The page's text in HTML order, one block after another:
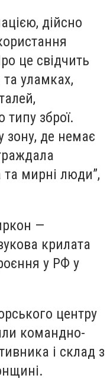
дійсно
це свідчить
уламках,
типу зброї.
зону, де немає
та мирні люди”,
—
крилата
у РФ у
центру
командно-
і склад з